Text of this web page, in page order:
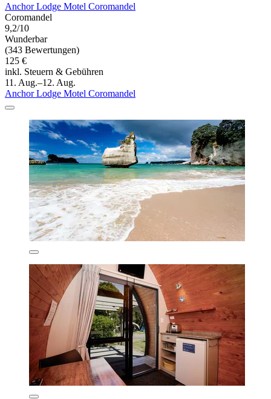
Anchor Lodge Motel Coromandel
Coromandel
9,2/10
Wunderbar
(343 Bewertungen)
125 €
inkl. Steuern & Gebühren
11. Aug.–12. Aug.
Anchor Lodge Motel Coromandel